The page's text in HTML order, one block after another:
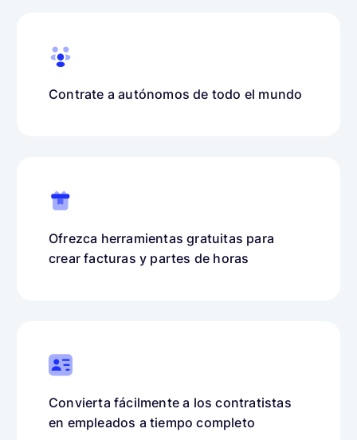
Contrate a autónomos de todo el mundo
Ofrezca herramientas gratuitas para
crear facturas y partes de horas
Convierta fácilmente a los contratistas
en empleados a tiempo completo